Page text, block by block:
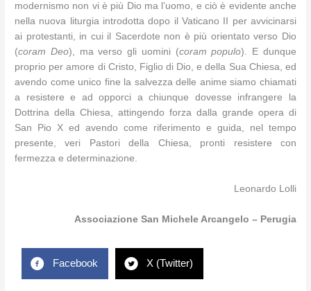
modernismo non vi è più Dio ma l’uomo, e ciò è evidente anche
nella nuova liturgia introdotta dopo il Vaticano II per avvicinarsi
ai protestanti, in cui il Sacerdote non è più orientato verso Dio
(coram Deo), ma verso gli uomini (coram populo). E dunque
proprio per amore di Cristo, Figlio di Dio, e della Sua Chiesa, ed
avendo come unico fine la salvezza delle anime siamo chiamati
a resistere e ad opporci a chiunque dovesse infrangere la
Dottrina della Chiesa, attingendo forza dalla grande opera di
San Pio X ed avendo come riferimento e guida, nel tempo
presente, veri Pastori della Chiesa, pronti resistere con
fermezza e determinazione.
Leonardo Lolli
Associazione San Michele Arcangelo – Perugia
Facebook X (Twitter)